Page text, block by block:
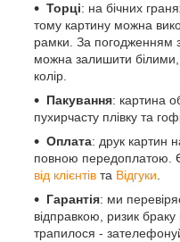
Торці: на бічних
тому картину можна
рамки. За погодженням
можна залишити
колір.
Пакування: картина
пухирчасту плівку та
Оплата: друк картин
повною передоплатою. Є
від клієнтів та Відгуки.
Гарантія: ми
відправкою, ризик
трапилося -